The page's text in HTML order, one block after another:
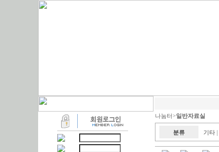
나눔터>일반자료실
분류 기타